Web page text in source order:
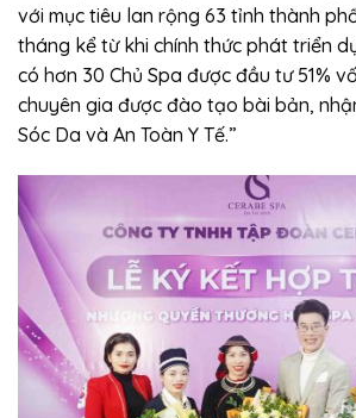
với mục tiêu lan rộng 63 tỉnh thành
tháng kể từ khi chính thức phát triển
có hơn 30 Chủ Spa được đầu tư 51%
chuyên gia được đào tạo bài bản,
Sóc Da và An Toàn Y Tế.”